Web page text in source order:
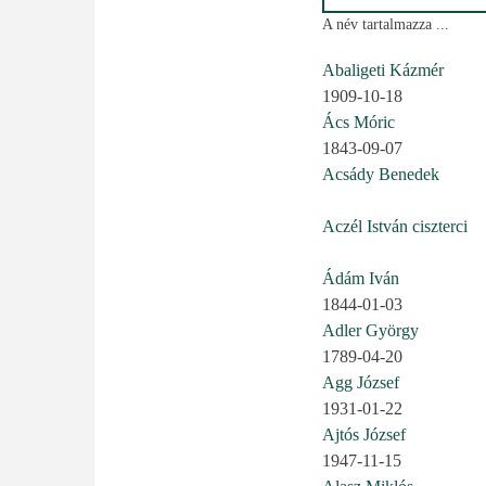
A név tartalmazza ...
Abaligeti Kázmér
1909-10-18
Ács Móric
1843-09-07
Acsády Benedek
Aczél István ciszterci
Ádám Iván
1844-01-03
Adler György
1789-04-20
Agg József
1931-01-22
Ajtós József
1947-11-15